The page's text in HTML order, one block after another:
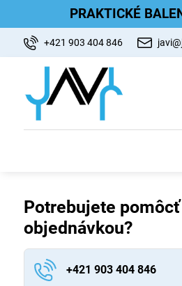
PRAKTICKÉ
+421 903 404 846
Potrebujete
objednávkou?
+421 903 404 846